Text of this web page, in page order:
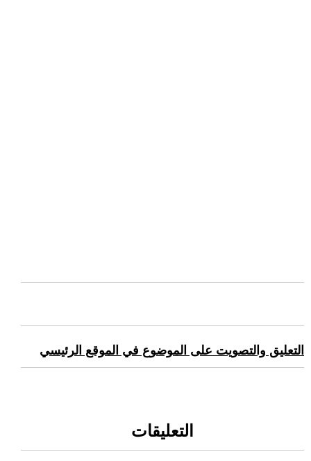
التعليق والتصويت على الموضوع في الموقع الرئيسي
التعليقات